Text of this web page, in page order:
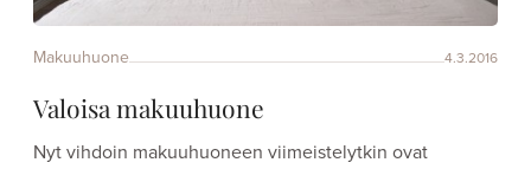
Makuuhuone 4.3.2016
Valoisa makuuhuone
Nyt vihdoin makuuhuoneen viimeistelytkin ovat